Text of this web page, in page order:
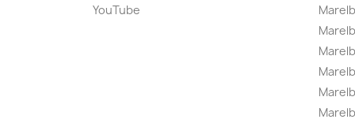
YouTube